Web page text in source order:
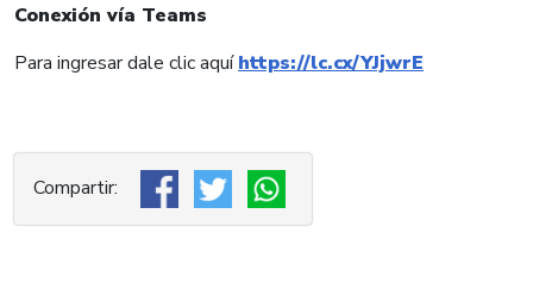
Conexión vía Teams
Para ingresar dale clic aquíhttps://lc.cx/YJjwrE